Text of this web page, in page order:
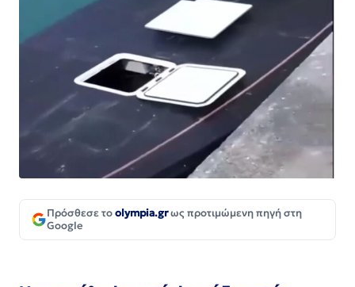
Πρόσθεσε τοolympia.grως προτιμώμενη πηγή στη
Google